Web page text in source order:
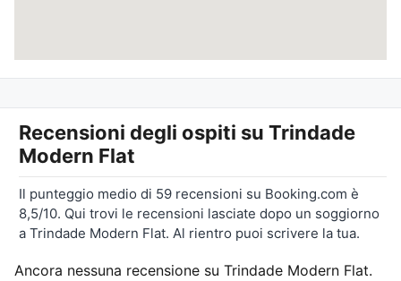
Recensioni degli ospiti su Trindade
Modern Flat
Il punteggio medio di 59 recensioni su Booking.com è
8,5/10. Qui trovi le recensioni lasciate dopo un soggiorno
a Trindade Modern Flat. Al rientro puoi scrivere la tua.
Ancora nessuna recensione su Trindade Modern Flat.